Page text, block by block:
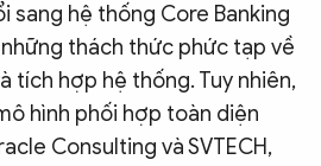
sang hệ thống Core Banking
thách thức phức tạp về
tích hợp hệ thống. Tuy nhiên,
hình phối hợp toàn diện
Consulting và SVTECH,